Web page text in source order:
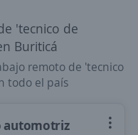
'tecnico de
Buriticá
remoto de 'tecnico
todo el país
automotriz